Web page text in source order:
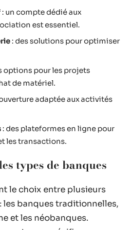
: un compte dédié aux
est essentiel.
: des solutions pour optimiser
options pour les projets
de matériel.
adaptée aux activités
: des plateformes en ligne pour
les transactions.
types de banques
le choix entre plusieurs
les banques traditionnelles,
et les néobanques.